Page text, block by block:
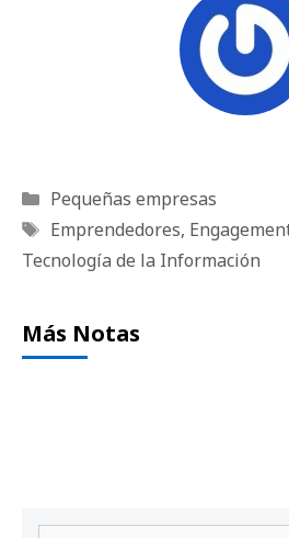
Categorías
Pequeñas empresas
Etiquetas
Emprendedores,
Tecnología de la Información
Más Notas